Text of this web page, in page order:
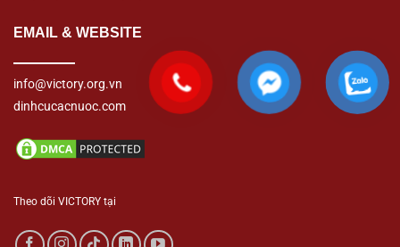
EMAIL & WEBSITE
info@victory.org.vn
dinhcucacnuoc.com
Theo dõi VICTORY tại